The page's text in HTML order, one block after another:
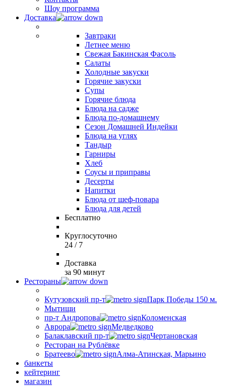
Шоу программа
Доставка
Завтраки
Летнее меню
Свежая Бакинская Фасоль
Салаты
Холодные закуски
Горячие закуски
Супы
Горячие блюда
Блюда на садже
Блюда по-домашнему
Сезон Домашней Индейки
Блюда на углях
Тандыр
Гарниры
Хлеб
Соусы и приправы
Десерты
Напитки
Блюда от шеф-повара
Блюда для детей
Бесплатно
Круглосуточно
24 / 7
Доставка
за 90 минут
Рестораны
Кутузовский пр-т
Парк Победы 150 м.
Мытищи
пр-т Андропова
Коломенская
Аврора
Медведково
Балаклавский пр-т
Чертановская
Ресторан на Рублёвке
Братеево
Алма-Атинская, Марьино
банкеты
кейтеринг
магазин